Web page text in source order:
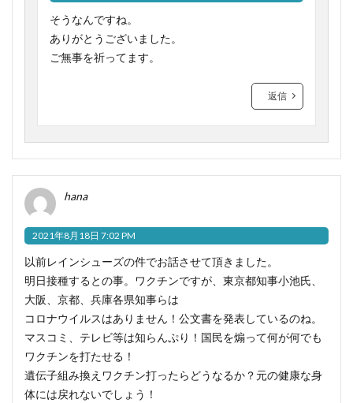
そうなんですね。
ありがとうございました。
ご無事を祈ってます。
返信
hana
2021年8月18日 7:02 PM
以前レインシューズの件でお話させて頂きました。
明日接種するとの事。ワクチンですが、東京都知事小池氏、
大阪、京都、兵庫各県知事らは
コロナウイルスはありません！公文書を発表しているのね。
マスコミ、テレビ等は知らんぷり！国民を煽って何が何でも
ワクチンを打たせる！
遺伝子組み換えワクチン打ったらどうなるか？元の健康な身
体には戻れないでしょう！